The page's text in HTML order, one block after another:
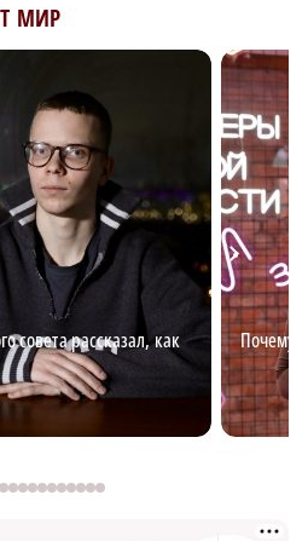
МИР
совета рассказал, как
Почему